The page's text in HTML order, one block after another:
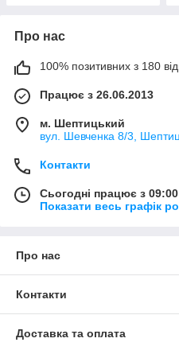
Про нас
100% позитивних з 180
Працює з 26.06.2013
м. Шептицький
вул. Шевченка 8/3,
Контакти
Сьогодні працює з
Показати весь графік
Про нас
Контакти
Доставка та оплата